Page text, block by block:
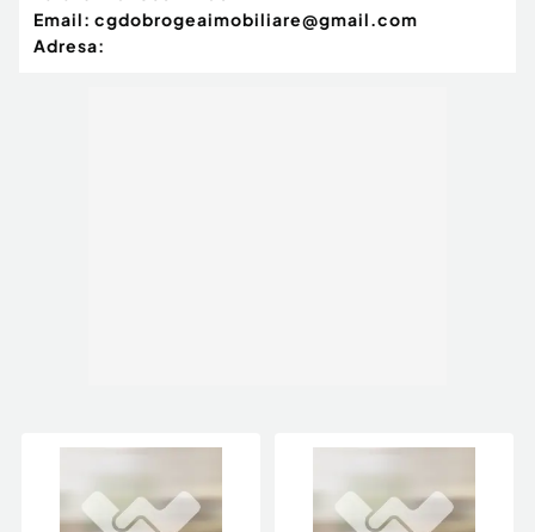
Email: cgdobrogeaimobiliare@gmail.com
Adresa: